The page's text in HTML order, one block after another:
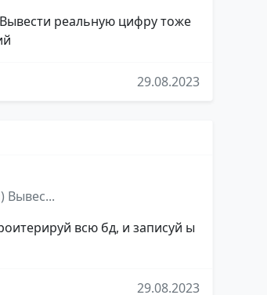
реальную цифру тоже
29.08.2023
Вывес...
всю бд, и записуй ы
29.08.2023